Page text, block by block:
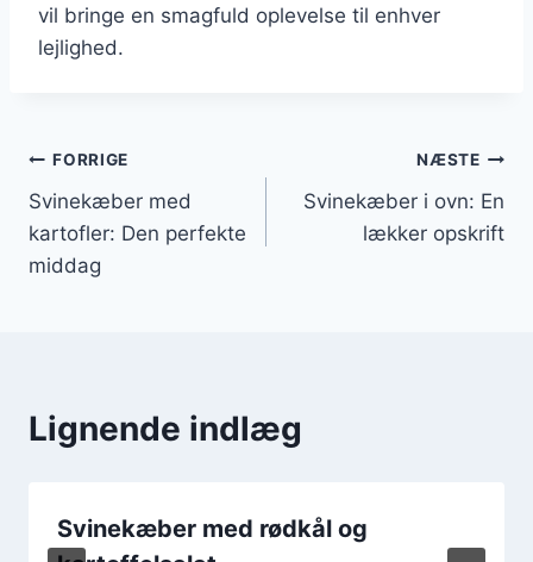
vil bringe en smagfuld oplevelse til enhver
lejlighed.
Indlægsnavigation
FORRIGE
Svinekæber med
kartofler: Den perfekte
middag
NÆSTE
Svinekæber i ovn: En
lækker opskrift
Lignende indlæg
Svinekæber med rødkål og